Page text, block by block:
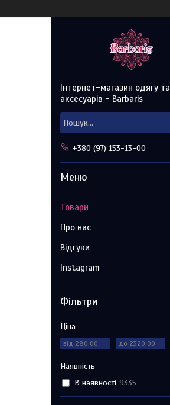
Інтернет-магазин одягу та
аксесуарів - Barbaris
+380 (97) 153-13-00
Товари
Про нас
Відгуки
Instagram
Фільтри
Ціна
Наявність
В наявності 9335